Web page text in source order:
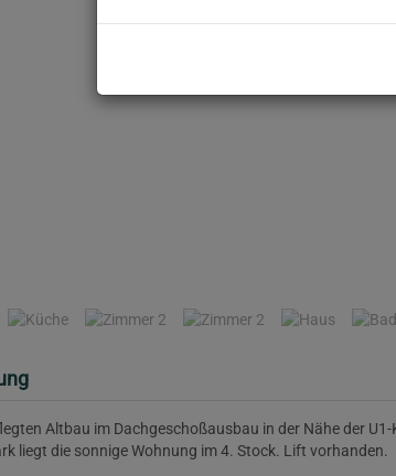
Altbau im Dachgeschoßausbau in der Nähe der
liegt die sonnige Wohnung im 4. Stock. Lift vorhanden.